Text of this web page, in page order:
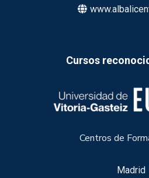
Cursos
Centros de
Madrid